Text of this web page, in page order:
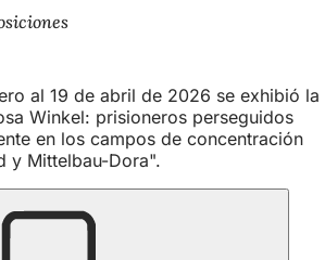
al 19 de abril de 2026 se exhibió la
Winkel: prisioneros perseguidos
en los campos de concentración
y Mittelbau-Dora".